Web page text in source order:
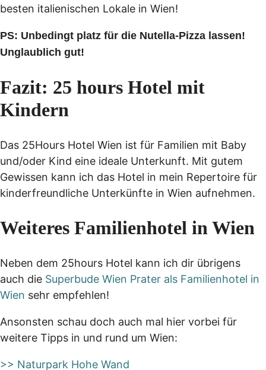
besten italienischen Lokale in Wien!
PS: Unbedingt platz für die Nutella-Pizza lassen!
Unglaublich gut!
Fazit: 25 hours Hotel mit
Kindern
Das 25Hours Hotel Wien ist für Familien mit Baby
und/oder Kind eine ideale Unterkunft. Mit gutem
Gewissen kann ich das Hotel in mein Repertoire für
kinderfreundliche Unterkünfte in Wien aufnehmen.
Weiteres Familienhotel in Wien
Neben dem 25hours Hotel kann ich dir übrigens
auch die Superbude Wien Prater als Familienhotel in
Wien sehr empfehlen!
Ansonsten schau doch auch mal hier vorbei für
weitere Tipps in und rund um Wien:
>> Naturpark Hohe Wand